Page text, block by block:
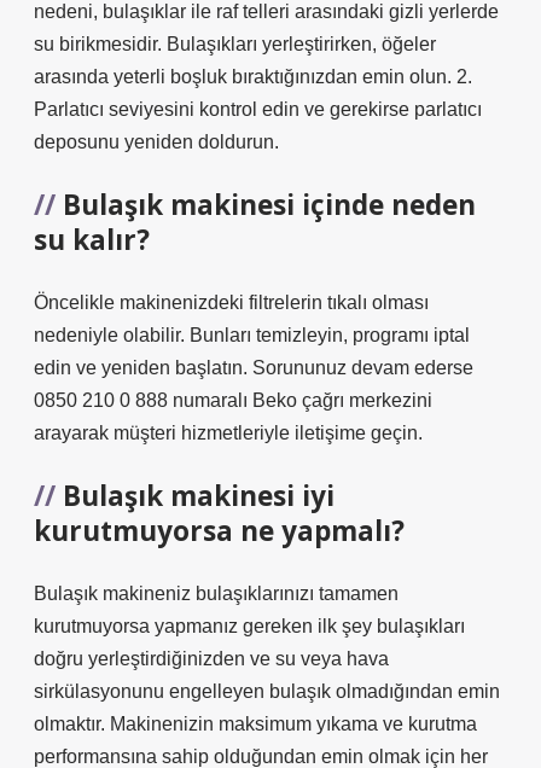
nedeni, bulaşıklar ile raf telleri arasındaki gizli yerlerde
su birikmesidir. Bulaşıkları yerleştirirken, öğeler
arasında yeterli boşluk bıraktığınızdan emin olun. 2.
Parlatıcı seviyesini kontrol edin ve gerekirse parlatıcı
deposunu yeniden doldurun.
Bulaşık makinesi içinde neden
su kalır?
Öncelikle makinenizdeki filtrelerin tıkalı olması
nedeniyle olabilir. Bunları temizleyin, programı iptal
edin ve yeniden başlatın. Sorununuz devam ederse
0850 210 0 888 numaralı Beko çağrı merkezini
arayarak müşteri hizmetleriyle iletişime geçin.
Bulaşık makinesi iyi
kurutmuyorsa ne yapmalı?
Bulaşık makineniz bulaşıklarınızı tamamen
kurutmuyorsa yapmanız gereken ilk şey bulaşıkları
doğru yerleştirdiğinizden ve su veya hava
sirkülasyonunu engelleyen bulaşık olmadığından emin
olmaktır. Makinenizin maksimum yıkama ve kurutma
performansına sahip olduğundan emin olmak için her